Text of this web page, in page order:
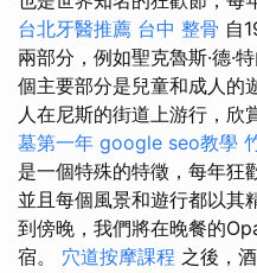
台北牙醫推薦 台中 整骨 自
兩部分，例如聖克魯斯·德·
個主要部分是兒童和成人的
人在尼斯的街道上游行，欣
墓第一年 google seo教學
是一個特殊的特徵，每年狂
並且每個風景和遊行都以其
到傍晚，我們將在晚餐的
宿。 穴道按摩課程 之後，